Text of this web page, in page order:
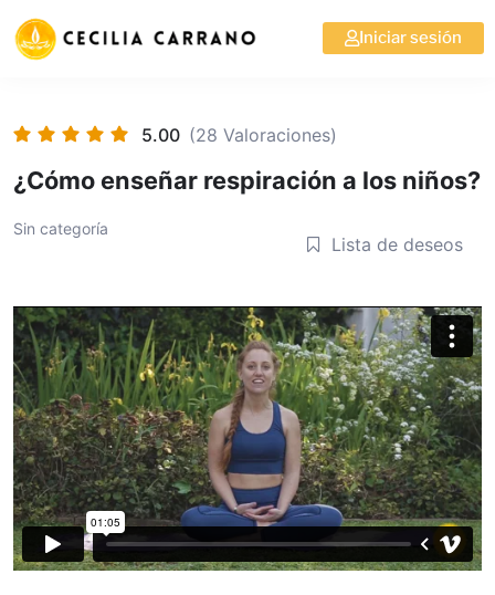
Iniciar sesión
5.00 (28 Valoraciones)
¿Cómo enseñar respiración a los niños?
Sin categoría
Lista de deseos